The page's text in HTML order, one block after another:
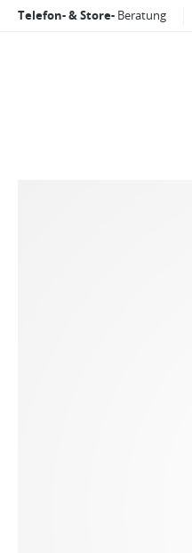
Telefon- & Store- Beratung